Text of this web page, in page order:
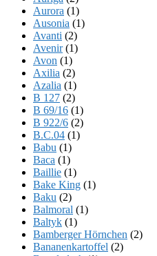
Aurora (1)
Ausonia (1)
Avanti (2)
Avenir(1)
Avon (1)
Axilia (2)
Azalia (1)
B 127 (2)
B 69/16 (1)
B 922/6 (2)
B.C.04 (1)
Babu (1)
Baca (1)
Baillie (1)
Bake King (1)
Baku (2)
Balmoral (1)
Baltyk (1)
Bamberger Hörnchen (2)
Bananenkartoffel (2)